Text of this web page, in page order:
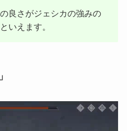
良さがジェシカの強みの
いえます。